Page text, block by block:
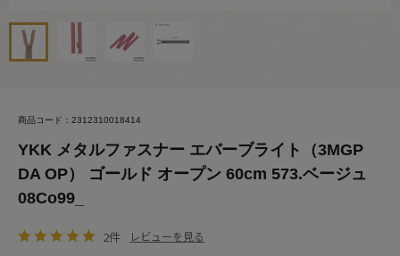
商品コード：2312310018414
YKK メタルファスナー エバーブライト（3MGP
DA OP） ゴールド オープン 60cm 573.ベージュ
08Co99_
2件 レビューを見る